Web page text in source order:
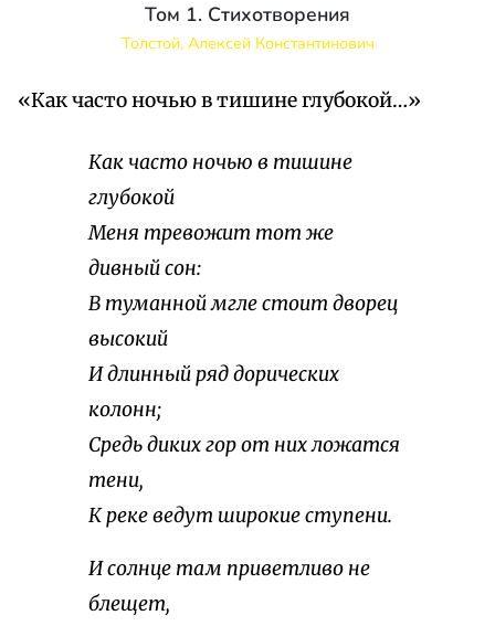
Том 1. Стихотворения
Толстой, Алексей Константинович
«Как часто ночью в тишине глубокой…»
Как часто ночью в тишине
глубокой
Меня тревожит тот же
дивный сон:
В туманной мгле стоит дворец
высокий
И длинный ряд дорических
колонн;
Средь диких гор от них ложатся
тени,
К реке ведут широкие ступени.
И солнце там приветливо не
блещет,